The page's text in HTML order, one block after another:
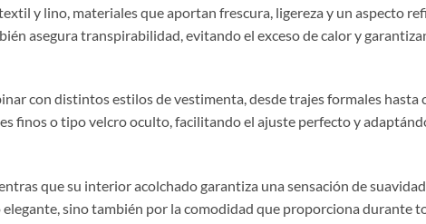
y lino, materiales que aportan frescura, ligereza y un aspecto
asegura transpirabilidad, evitando el exceso de calor y
con distintos estilos de vestimenta, desde trajes formales hasta
finos o tipo velcro oculto, facilitando el ajuste perfecto y
que su interior acolchado garantiza una sensación de
sino también por la comodidad que proporciona durante